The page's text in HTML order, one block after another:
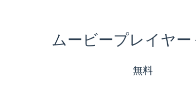
ムービープレイヤー
無料